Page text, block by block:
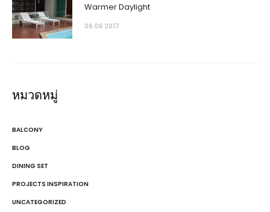
Warmer Daylight
06.06 2017
หมวดหมู่
BALCONY
BLOG
DINING SET
PROJECTS INSPIRATION
UNCATEGORIZED